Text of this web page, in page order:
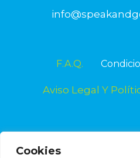
Cookies
F.A.Q.
Aviso Legal Y